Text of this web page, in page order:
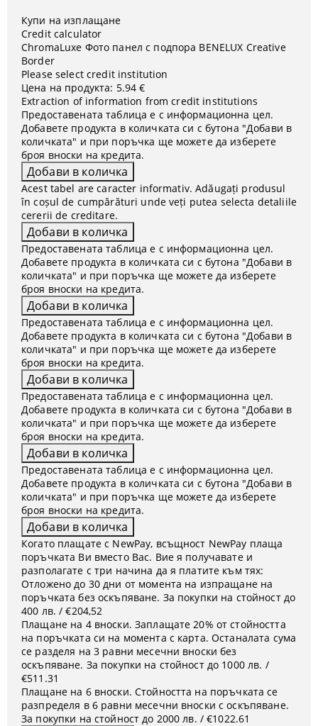
Купи на изплащане
Credit calculator
ChromaLuxe Фото панел с подпора BENELUX Creative
Border
Please select credit institution
Цена на продукта: 5.94 €
Extraction of information from credit institutions
Предоставената таблица е с информационна цел.
Добавете продукта в количката си с бутона "Добави в
количката" и при поръчка ще можете да изберете
броя вноски на кредита.
Acest tabel are caracter informativ. Adăugați produsul
în coșul de cumpărături unde veți putea selecta detaliile
cererii de creditare.
Предоставената таблица е с информационна цел.
Добавете продукта в количката си с бутона "Добави в
количката" и при поръчка ще можете да изберете
броя вноски на кредита.
Предоставената таблица е с информационна цел.
Добавете продукта в количката си с бутона "Добави в
количката" и при поръчка ще можете да изберете
броя вноски на кредита.
Предоставената таблица е с информационна цел.
Добавете продукта в количката си с бутона "Добави в
количката" и при поръчка ще можете да изберете
броя вноски на кредита.
Предоставената таблица е с информационна цел.
Добавете продукта в количката си с бутона "Добави в
количката" и при поръчка ще можете да изберете
броя вноски на кредита.
Когато плащате с NewPay, всъщност NewPay плаща
поръчката Ви вместо Вас. Вие я получавате и
разполагате с три начина да я платите към тях:
Отложено до 30 дни от момента на изпращане на
поръчката без оскъпяване. За покупки на стойност до
400 лв. / €204,52
Плащане на 4 вноски. Заплащате 20% от стойността
на поръчката си на момента с карта. Останалата сума
се разделя на 3 равни месечни вноски без
оскъпяване. За покупки на стойност до 1000 лв. /
€511.31
Плащане на 6 вноски. Стойността на поръчката се
разпределя в 6 равни месечни вноски с оскъпяване.
За покупки на стойност до 2000 лв. / €1022.61